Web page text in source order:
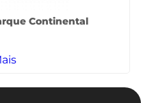
Continental